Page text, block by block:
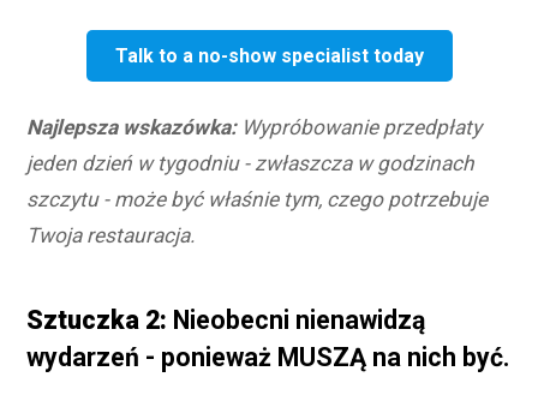
Talk to a no-show specialist today
Najlepsza wskazówka:Wypróbowanie przedpłaty
jeden dzień w tygodniu - zwłaszcza w godzinach
szczytu - może być właśnie tym, czego potrzebuje
Twoja restauracja.
Sztuczka 2: Nieobecni nienawidzą
wydarzeń - ponieważ MUSZĄ na nich być.